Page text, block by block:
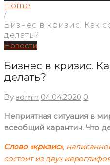
Home
/
Бизнес в кризис. Как
делать?
Новости
Бизнес в кризис.
делать?
By admin 04.04.2020 0
Неприятная ситуация в
всеобщий карантин. Что
Слово «кризис»,
состоит из двух